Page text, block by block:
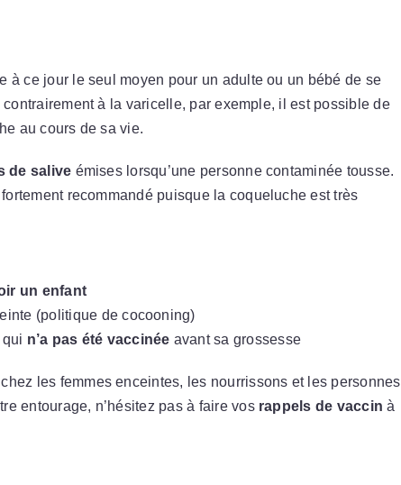
à ce jour le seul moyen pour un adulte ou un bébé de se
à la varicelle, par exemple, il est possible de
au cours de sa vie.
de salive émises lorsqu’une personne contaminée tousse.
recommandé puisque la coqueluche est très
un enfant
(politique de cocooning)
n’a pas été vaccinée avant sa grossesse
les femmes enceintes, les nourrissons et les personnes
entourage, n’hésitez pas à faire vos rappels de vaccin à